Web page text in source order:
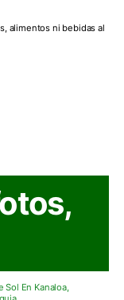
alimentos ni bebidas al